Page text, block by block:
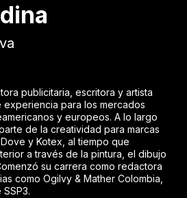
publicitaria, escritora y artista
experiencia para los mercados
y europeos. A lo largo
de la creatividad para marcas
y Kotex, al tiempo que
a través de la pintura, el dibujo
su carrera como redactora
como Ogilvy & Mather Colombia,